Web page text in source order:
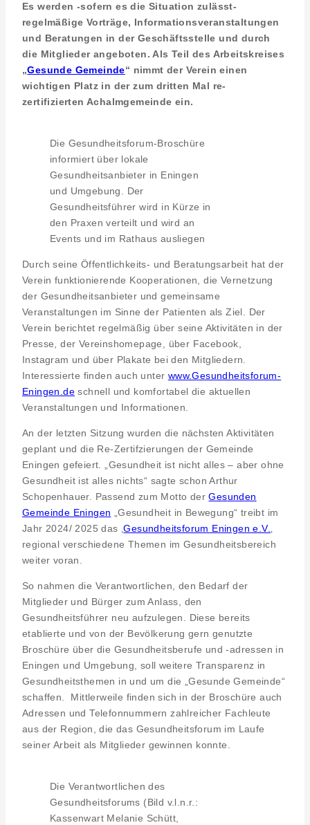
Es werden -sofern es die Situation zulässt-
regelmäßige Vorträge, Informationsveranstaltungen
und Beratungen in der Geschäftsstelle und durch
die Mitglieder angeboten. Als Teil des Arbeitskreises
„Gesunde Gemeinde“ nimmt der Verein einen
wichtigen Platz in der zum dritten Mal re-
zertifizierten Achalmgemeinde ein.
Die Gesundheitsforum-Broschüre
informiert über lokale
Gesundheitsanbieter in Eningen
und Umgebung. Der
Gesundheitsführer wird in Kürze in
den Praxen verteilt und wird an
Events und im Rathaus ausliegen
Durch seine Öffentlichkeits- und Beratungsarbeit hat der
Verein funktionierende Kooperationen, die Vernetzung
der Gesundheitsanbieter und gemeinsame
Veranstaltungen im Sinne der Patienten als Ziel. Der
Verein berichtet regelmäßig über seine Aktivitäten in der
Presse, der Vereinshomepage, über Facebook,
Instagram und über Plakate bei den Mitgliedern.
Interessierte finden auch unter www.Gesundheitsforum-
Eningen.de schnell und komfortabel die aktuellen
Veranstaltungen und Informationen.
An der letzten Sitzung wurden die nächsten Aktivitäten
geplant und die Re-Zertifzierungen der Gemeinde
Eningen gefeiert. „Gesundheit ist nicht alles – aber ohne
Gesundheit ist alles nichts“ sagte schon Arthur
Schopenhauer. Passend zum Motto derGesunden
Gemeinde Eningen „Gesundheit in Bewegung“ treibt im
Jahr 2024/ 2025 das ‚Gesundheitsforum Eningen e.V.‚
regional verschiedene Themen im Gesundheitsbereich
weiter voran.
So nahmen die Verantwortlichen, den Bedarf der
Mitglieder und Bürger zum Anlass, den
Gesundheitsführer neu aufzulegen. Diese bereits
etablierte und von der Bevölkerung gern genutzte
Broschüre über die Gesundheitsberufe und -adressen in
Eningen und Umgebung, soll weitere Transparenz in
Gesundheitsthemen in und um die „Gesunde Gemeinde“
schaffen. Mittlerweile finden sich in der Broschüre auch
Adressen und Telefonnummern zahlreicher Fachleute
aus der Region, die das Gesundheitsforum im Laufe
seiner Arbeit als Mitglieder gewinnen konnte.
Die Verantwortlichen des
Gesundheitsforums (Bild v.l.n.r.:
Kassenwart Melanie Schütt,